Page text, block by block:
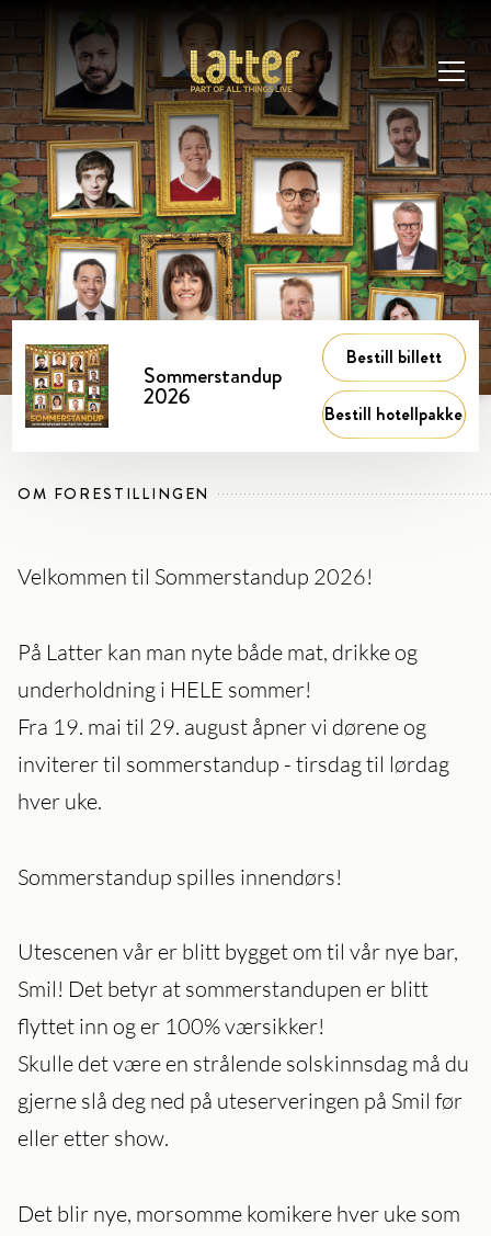
Sommerstandup
2026
Bestill billett
Bestill hotellpakke
OM FORESTILLINGEN
Velkommen til Sommerstandup 2026!
På Latter kan man nyte både mat, drikke og
underholdning i HELE sommer!
Fra 19. mai til 29. august åpner vi dørene og
inviterer til sommerstandup - tirsdag til lørdag
hver uke.
Sommerstandup spilles innendørs!
Utescenen vår er blitt bygget om til vår nye bar,
Smil! Det betyr at sommerstandupen er blitt
flyttet inn og er 100% værsikker!
Skulle det være en strålende solskinnsdag må du
gjerne slå deg ned på uteserveringen på Smil før
eller etter show.
Det blir nye, morsomme komikere hver uke som